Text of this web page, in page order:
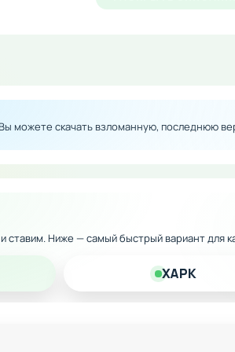
вашей техники
прямо сейчас и погрузитесь в
можете скачать взломанную, последнюю
ставим. Ниже — самый быстрый вариант для
XAPK